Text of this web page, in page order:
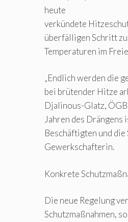
heute
verkündete
überfälligen Schritt
Temperaturen im
„Endlich werden die
bei brütender Hitze
Djalinous-Glatz,
Jahren des Drängens
Beschäftigten und
Gewerkschafterin.
Konkrete
Die neue Regelung
Schutzmaßnahmen,